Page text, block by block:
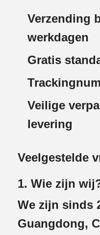
Verzending
werkdagen
Gratis
Veilige
levering
Veelgestelde
1. Wie zijn
We zijn sinds
Guangdong,